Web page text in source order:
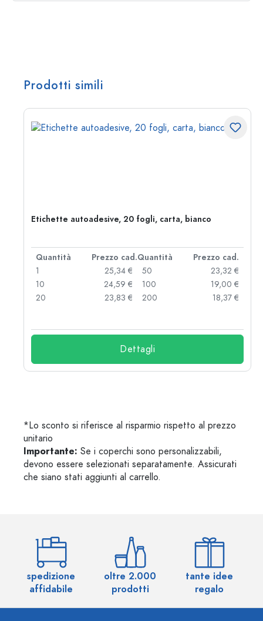
Prodotti simili
Etichette autoadesive, 20 fogli, carta, bianco
Quantità Prezzo cad.Quantità
Prezzo cad.
1
25,34 €
10
24,59 €
20
23,83 €
50
23,32 €
100
19,00 €
200
18,37 €
Dettagli
*Lo sconto si riferisce al risparmio rispetto al prezzo
unitario
Importante: Se i coperchi sono personalizzabili,
devono essere selezionati separatamente. Assicurati
che siano stati aggiunti al carrello.
spedizione
affidabile
oltre 2.000
prodotti
tante idee
regalo